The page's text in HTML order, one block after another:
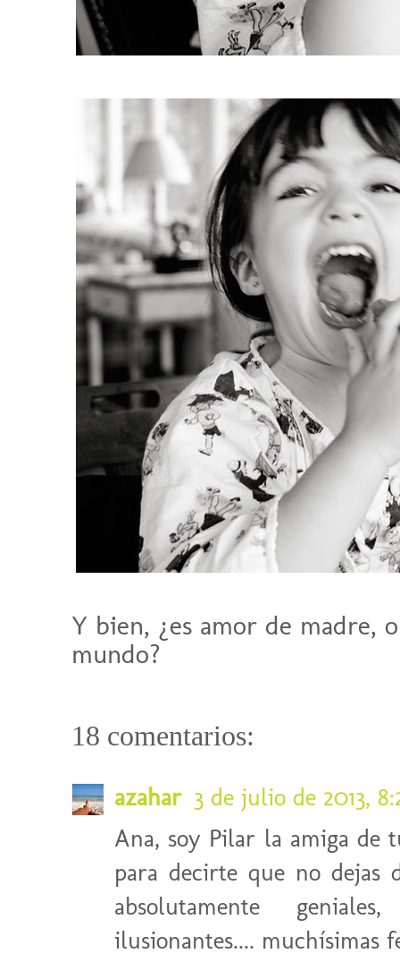
Y bien, ¿es amor de madre,
mundo?
18 comentarios:
azahar 3 de julio de 2013,
Ana, soy Pilar la amiga de
para decirte que no dejas
absolutamente
ilusionantes.... muchísimas